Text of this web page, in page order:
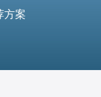
方案